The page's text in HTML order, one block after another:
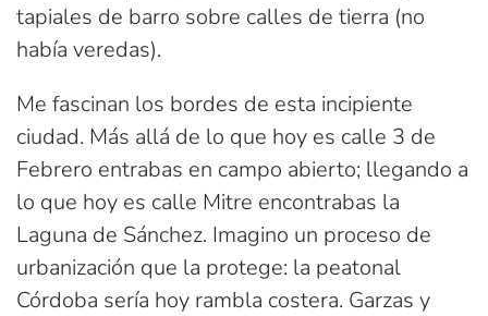
tapiales de barro sobre calles de tierra (no
había veredas).
Me fascinan los bordes de esta incipiente
ciudad. Más allá de lo que hoy es calle 3 de
Febrero entrabas en campo abierto; llegando a
lo que hoy es calle Mitre encontrabas la
Laguna de Sánchez. Imagino un proceso de
urbanización que la protege: la peatonal
Córdoba sería hoy rambla costera. Garzas y